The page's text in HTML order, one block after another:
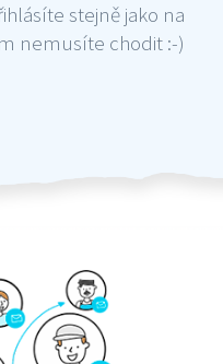
stejně jako na
nemusíte chodit :-)